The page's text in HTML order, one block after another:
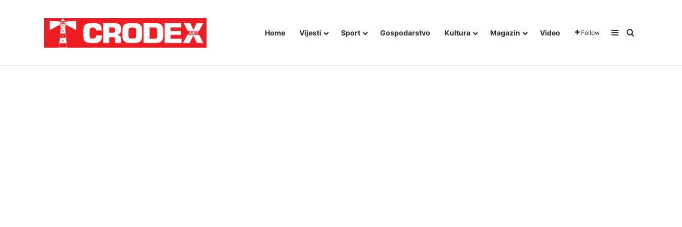
Home Vijesti Sport Gospodarstvo Kultura Magazin Video Follow Sidebar
Traži